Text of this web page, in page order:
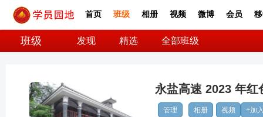
班级 发现 精选 全部班级
首页 班级 相册 视频 微博 会员
永盐高速 2023 年
管理 相册 视频 +加